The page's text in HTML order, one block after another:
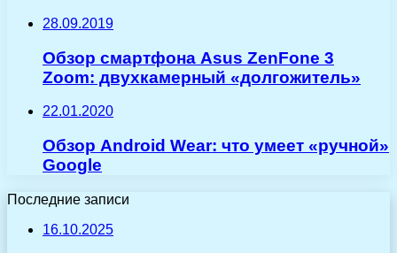
28.09.2019
Обзор смартфона Asus ZenFone 3
Zoom: двухкамерный «долгожитель»
22.01.2020
Обзор Android Wear: что умеет «ручной»
Google
Последние записи
16.10.2025